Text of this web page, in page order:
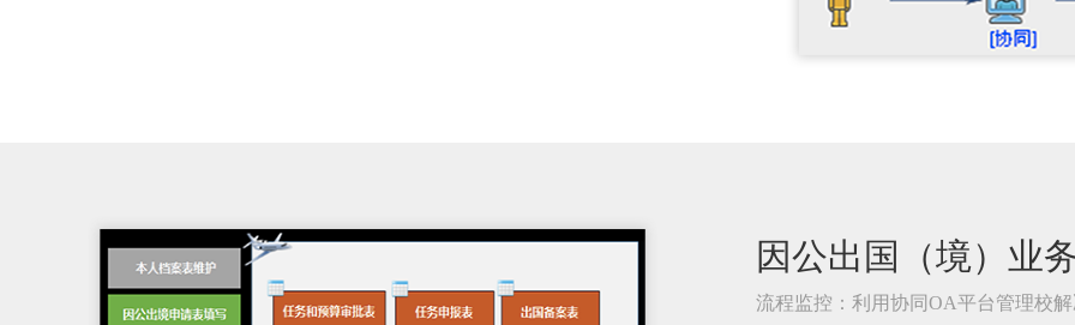
因公出国（境）业
流程监控：利用协同OA平台管理校